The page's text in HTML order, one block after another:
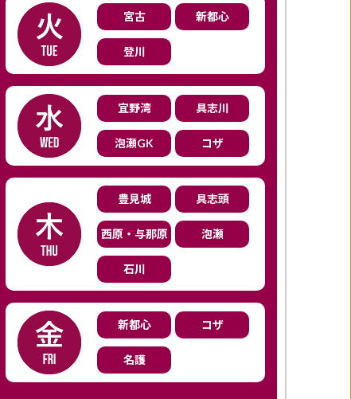
宮古 新都心
登川
宜野湾 具志川
泡瀬GK コザ
豊見城 具志頭
西原・与那原 泡瀬
石川
新都心 コザ
名護